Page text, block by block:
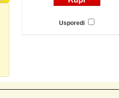
Usporedi